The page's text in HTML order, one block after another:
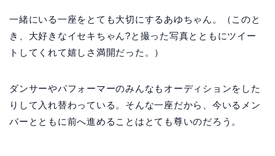
一緒にいる一座をとても大切にするあゆちゃん。（このと
き、大好きなイセキちゃん?と撮った写真とともにツイー
トしてくれて嬉しさ満開だった。）
ダンサーやパフォーマーのみんなもオーディションをした
りして入れ替わっている。そんな一座だから、今いるメン
バーとともに前へ進めることはとても尊いのだろう。